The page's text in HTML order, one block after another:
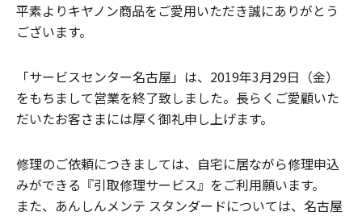
平素よりキヤノン商品をご愛用いただき誠にありがとう
ございます。
「サービスセンター名古屋」は、2019年3月29日（金）
をもちまして営業を終了致しました。長らくご愛顧いた
だいたお客さまには厚く御礼申し上げます。
修理のご依頼につきましては、自宅に居ながら修理申込
みができる『引取修理サービス』をご利用願います。
また、あんしんメンテ スタンダードについては、名古屋